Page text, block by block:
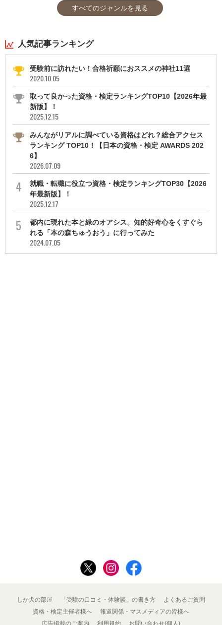
すべてのジャンルを見る
人気記事ランキング
受験前に訪れたい！合格祈願におススメの神社11選
2020.10.05
取って良かった資格・検定ランキングTOP10【2026年最
新版】！
2025.12.15
みんながリアルに調べている資格はどれ？総合アクセス
ランキング TOP10！【日本の資格・検定 AWARDS 202
6】
2026.07.09
就職・転職に役立つ資格・検定ランキングTOP30【2026
年最新版】！
2025.12.17
都内に現れた本と緑のオアシス。知的好奇心をくすぐら
れる「本の森ちゅうおう」に行ってみた
2024.07.05
しか犬の部屋 「受験の口コミ・体験談」の書き方
よくあるご質問
資格・検定主催者様へ
報道関係・マスメディアの皆様へ